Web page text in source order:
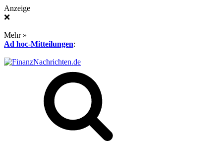
Anzeige
❌
Mehr »
Ad hoc-Mitteilungen: